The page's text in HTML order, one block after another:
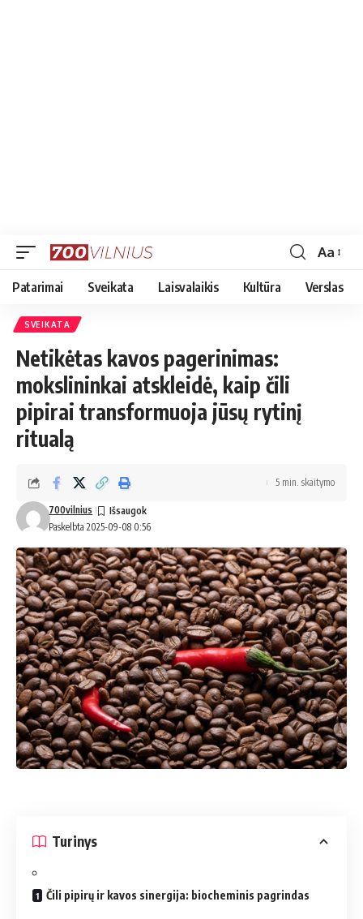
Font
Resizer
Aa
Patarimai Sveikata Laisvalaikis Kultūra Verslas
SVEIKATA
Netikėtas kavos pagerinimas:
mokslininkai atskleidė, kaip čili
pipirai transformuoja jūsų rytinį
ritualą
Paskelbta 2025-09-08 0:56
700vilnius
5 min. skaitymo
Turinys
Čili pipirų ir kavos sinergija: biocheminis pagrindas